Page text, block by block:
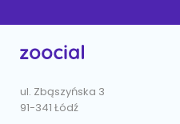
ul. Zbąszyńska 3
91-341 Łódź